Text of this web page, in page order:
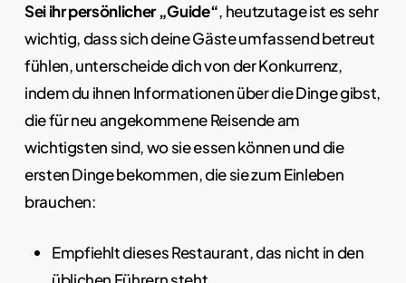
Sei ihr persönlicher „Guide“, heutzutage ist es sehr
wichtig, dass sich deine Gäste umfassend betreut
fühlen, unterscheide dich von der Konkurrenz,
indem du ihnen Informationen über die Dinge gibst,
die für neu angekommene Reisende am
wichtigsten sind, wo sie essen können und die
ersten Dinge bekommen, die sie zum Einleben
brauchen:
Empfiehlt dieses Restaurant, das nicht in den